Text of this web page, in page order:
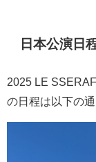
日本公演日
2025 LE
の日程は以下の通